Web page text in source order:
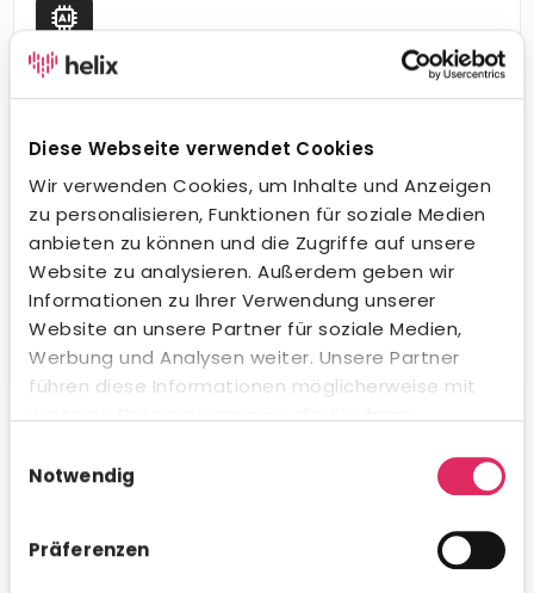
Diese Webseite verwendet Cookies
Wir verwenden Cookies, um Inhalte und Anzeigen
zu personalisieren, Funktionen für soziale Medien
anbieten zu können und die Zugriffe auf unsere
Website zu analysieren. Außerdem geben wir
Informationen zu Ihrer Verwendung unserer
Website an unsere Partner für soziale Medien,
Werbung und Analysen weiter. Unsere Partner
führen diese Informationen möglicherweise mit
weiteren Daten zusammen, die Sie ihnen
Nutzung der Dienste gesammelt haben.
Notwendig
Präferenzen
Wegweisende KI-Integration.
Posts und in der Kommunikation mit Bewerbern – in
jeder Sprache und jedem Ton. Natürlich
datenschutzkonform und innerhalb gesetzlicher
Vorgaben. Auch beim Kandidaten-Matching
profitierst du von intelligenter Unterstützung.
Auswertungen direkt in Concludis – oder integriere die
Daten via API in deine bestehenden BI-Tools für
genau dann verfügbar, wenn du es brauchst.